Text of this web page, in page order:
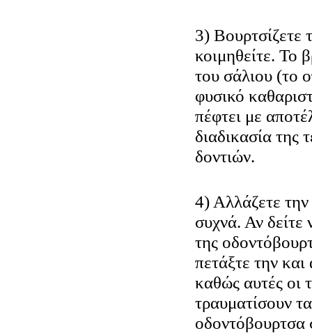
3) Βουρτσίζετε
κοιμηθείτε. Το
του σάλιου (το
φυσικό
πέφτει με
διαδικασία της
δοντιών.
4) Αλλάζετε
συχνά. Αν δείτε
της
πετάξτε την
καθώς αυτές οι
τραυματίσουν
οδοντόβουρτσα